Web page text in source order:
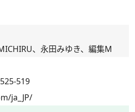
、永田みゆき、編集M
519
ja_JP/